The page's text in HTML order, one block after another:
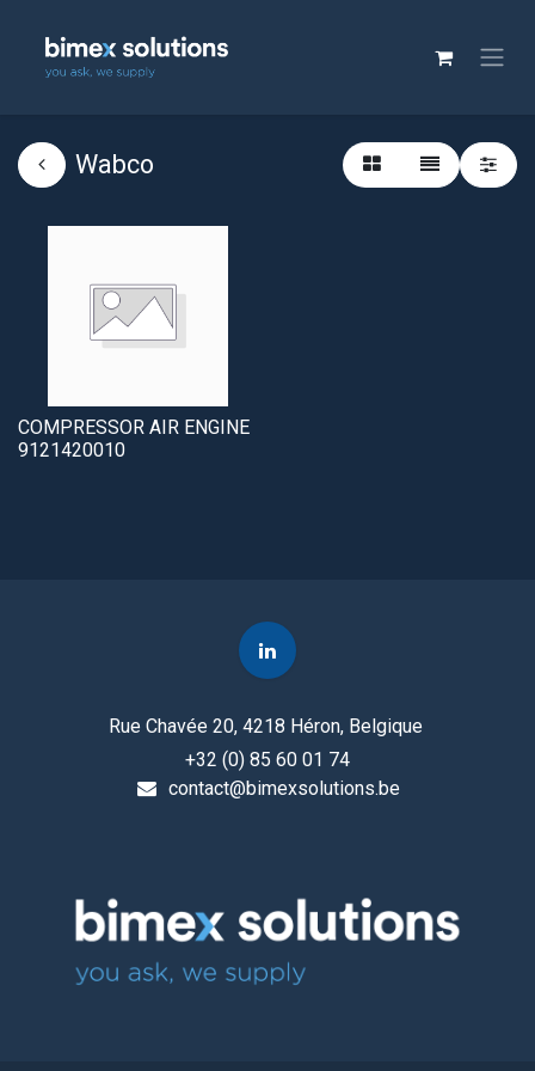
Wabco
COMPRESSOR AIR ENGINE
9121420010
Rue Chavée 20, 4218 Héron, Belgique
+32 (0) 85 60 01 74
contact@bimexsolutions.be